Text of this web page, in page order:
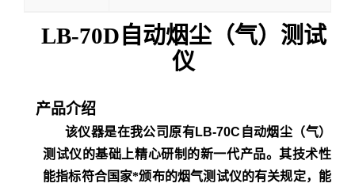
LB-70D 自动烟尘（气）测试
仪
产品介绍
该仪器是在我公司原有LB-70C 自动烟尘（气）
测试仪的基础上精心研制的新一代产品。其技术性
能指标符合国家*颁布的烟气测试仪的有关规定，能